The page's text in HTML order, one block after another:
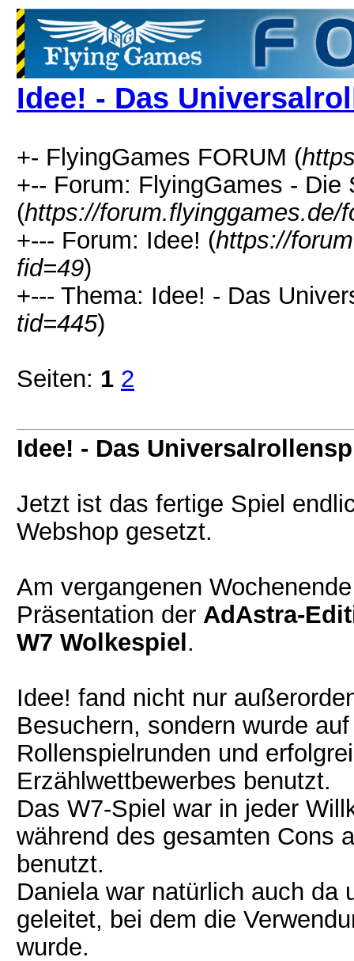
Idee! - Das
+- FlyingGames FORUM (
+-- Forum: FlyingGames - Die
(https://forum.flyinggames.de/
+--- Forum: Idee! (https://
fid=49)
+--- Thema: Idee! - Das
tid=445)
Seiten: 1 2
Idee! - Das
Jetzt ist das fertige Spiel
Webshop gesetzt.
Am vergangenen
Präsentation der AdAstra-
W7 Wolkespiel .
Idee! fand nicht nur
Besuchern, sondern wurde
Rollenspielrunden und
Erzählwettbewerbes benutzt.
Das W7-Spiel war in jeder
während des gesamten Cons
benutzt.
Daniela war natürlich auch da
geleitet, bei dem die
wurde.